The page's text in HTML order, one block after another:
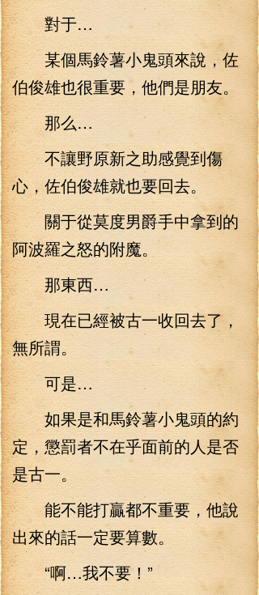
對于…
某個馬鈴薯小鬼頭來說，佐
伯俊雄也很重要，他們是朋友。
那么…
不讓野原新之助感覺到傷
心，佐伯俊雄就也要回去。
關于從莫度男爵手中拿到的
阿波羅之怒的附魔。
那東西…
現在已經被古一收回去了，
無所謂。
可是…
如果是和馬鈴薯小鬼頭的約
定，懲罰者不在乎面前的人是否
是古一。
能不能打贏都不重要，他說
出來的話一定要算數。
“啊…我不要！”